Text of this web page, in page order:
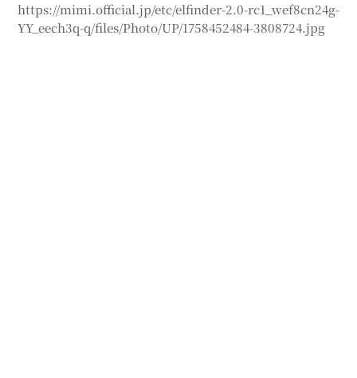
https://mimi.official.jp/etc/elfinder-2.0-rc1_wef8cn24g-
YY_eech3q-q/files/Photo/UP/1758452484-3808724.jpg